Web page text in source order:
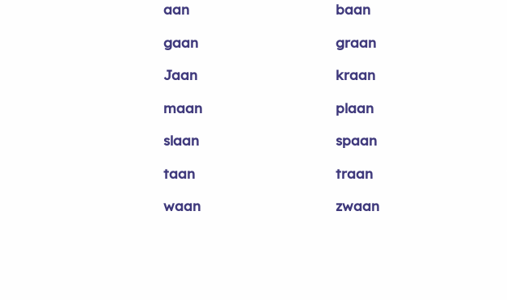
aan baan
gaan
graan
Jaan
kraan
maan
plaan
slaan
spaan
taan
traan
waan
zwaan